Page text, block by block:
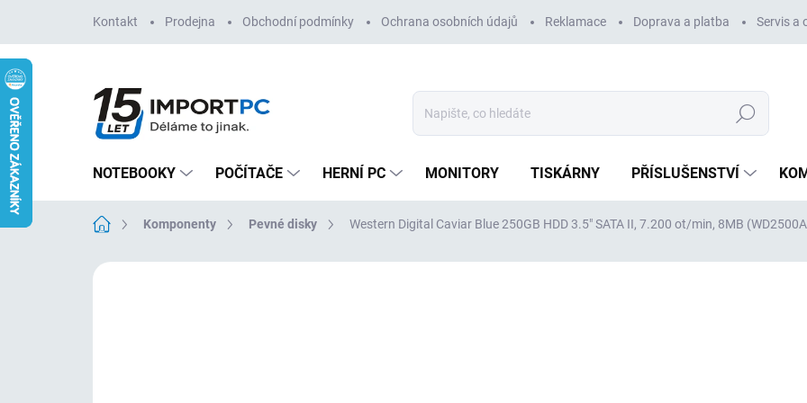
obsah
Kontakt Prodejna Obchodní podmínky Ochrana osobních údajů Reklamace Doprava a platba Servis a
Hledat
NOTEBOOKY POČÍTAČE HERNÍ PC MONITORY TISKÁRNY PŘÍSLUŠENSTVÍ
Domů Komponenty Pevné disky Western Digital Caviar Blue 250GB HDD 3.5" SATA II, 7.200 ot/min, 8MB